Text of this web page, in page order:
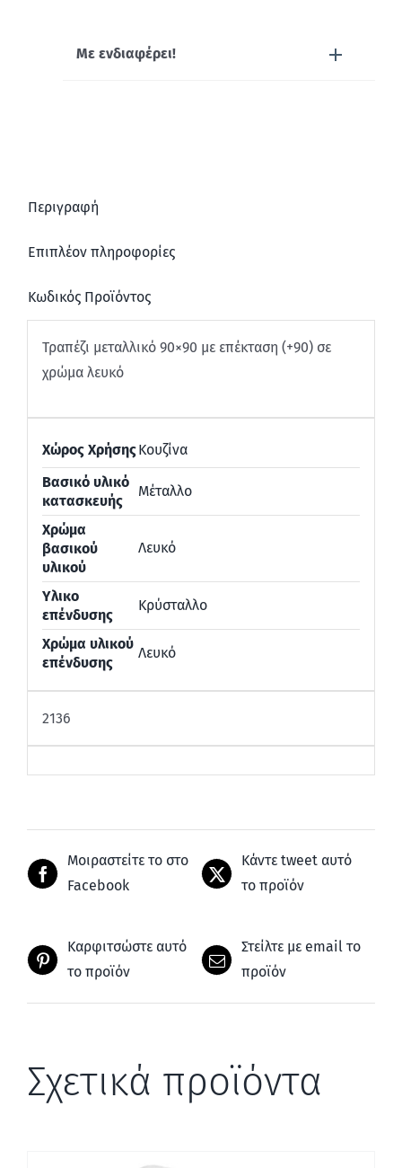
Με ενδιαφέρει!
Περιγραφή
Επιπλέον πληροφορίες
Κωδικός Προϊόντος
Τραπέζι μεταλλικό 90×90 με επέκταση (+90) σε
χρώμα λευκό
Χώρος ΧρήσηςΚουζίνα
Βασικό υλικό
κατασκευής
Μέταλλο
Χρώμα
βασικού
υλικού
Λευκό
Υλικο
επένδυσης
Κρύσταλλο
Χρώμα υλικού
επένδυσης
Λευκό
2136
Μοιραστείτε το στο
Facebook
Κάντε tweet αυτό
το προϊόν
Καρφιτσώστε αυτό
το προϊόν
Στείλτε με email το
προϊόν
Σχετικά προϊόντα